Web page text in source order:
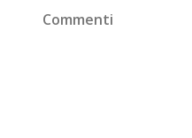
Commenti